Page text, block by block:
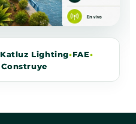
Katluz Lighting•FAE•